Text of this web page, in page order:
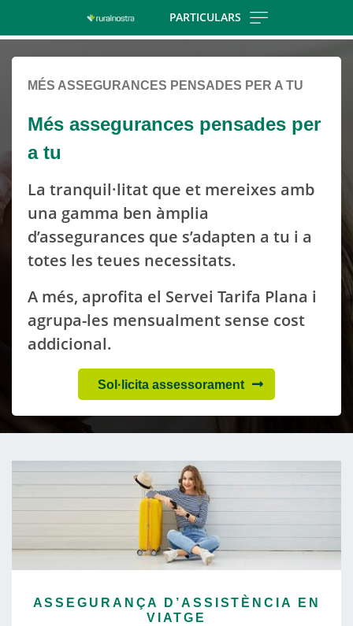
Skip
PARTICULARS
por
espere...
MÉS ASSEGURANCES PENSADES PER A TU
Més assegurances pensades per
a tu
La tranquil·litat que et mereixes amb
una gamma ben àmplia
d’assegurances que s’adapten a tu i a
totes les teues necessitats.
A més, aprofita el Servei Tarifa Plana i
agrupa-les mensualment sense cost
addicional.
Sol·licita assessorament
ASSEGURANÇA D’ASSISTÈNCIA EN
VIATGE